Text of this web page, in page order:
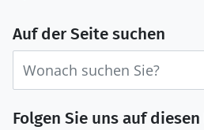
Auf der Seite suchen
Folgen Sie uns auf